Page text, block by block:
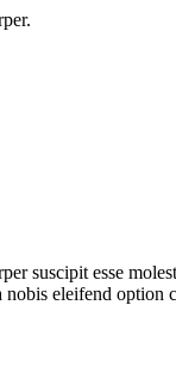
suscipit esse
eleifend